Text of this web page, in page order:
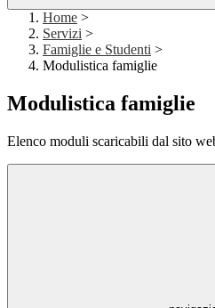
Home >
Servizi >
Famiglie e Studenti >
Modulistica famiglie
Modulistica famiglie
Elenco moduli scaricabili dal sito